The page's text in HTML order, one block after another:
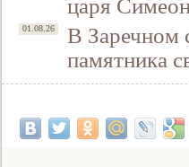
царя
01.08.26
В Заречном
памятника